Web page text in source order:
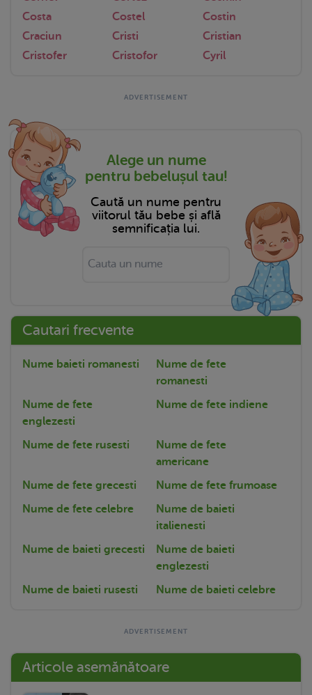
Costa
Costel
Costin
Craciun
Cristi
Cristian
Cristofer
Cristofor Cyril
Alege un nume
pentru bebelușul tau!
Caută un nume pentru
viitorul tău bebe și află
semnificația lui.
Cautari frecvente
Nume baieti romanesti
Nume de fete
romanesti
Nume de fete
englezesti
Nume de fete indiene
Nume de fete rusesti
Nume de fete
americane
Nume de fete grecesti
Nume de fete frumoase
Nume de fete celebre
Nume de baieti
italienesti
Nume de baieti grecesti
Nume de baieti
englezesti
Nume de baieti rusesti
Nume de baieti celebre
Articole asemănătoare